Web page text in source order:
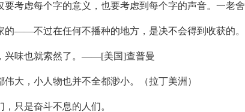
要考虑每个字的意义，也要考虑到每个字的声音。一老舍
的——不过在任何不播种的地方，是决不会得到收获的。
兴味也就索然了。——[美国]查普曼
伟大，小人物也并不全都渺小。（拉丁美洲）
只是奋斗不息的人们。